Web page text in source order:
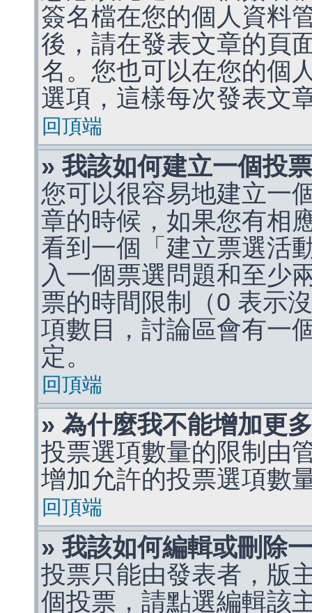
簽名檔在您的個人資料
後，請在發表文章的頁
名。您也可以在您的個
選項，這樣每次發表文
回頂端
» 我該如何建立一個投
您可以很容易地建立一
章的時候，如果您有相
看到一個「建立票選活
入一個票選問題和至少
票的時間限制（0 表示
項數目，討論區會有一
定。
回頂端
» 為什麼我不能增加更
投票選項數量的限制由
增加允許的投票選項數
回頂端
» 我該如何編輯或刪除
投票只能由發表者，版
個投票，請點選編輯該